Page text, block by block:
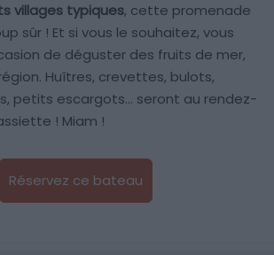
villages typiques, cette promenade
sûr ! Et si vous le souhaitez, vous
de déguster des fruits de mer,
Huîtres, crevettes, bulots,
petits escargots… seront au rendez-
! Miam !
Réservez ce bateau